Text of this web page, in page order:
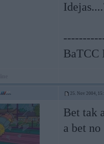
BaTCC
25. Nov 2004,
Bet tak
a bet